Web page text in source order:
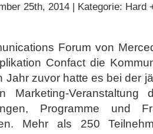
25th, 2014 | Kategorie: Hard
Forum von
Confact die
Jahr zuvor hatte es bei der
Marketing-Veranstaltung
Programme und
Mehr als 250